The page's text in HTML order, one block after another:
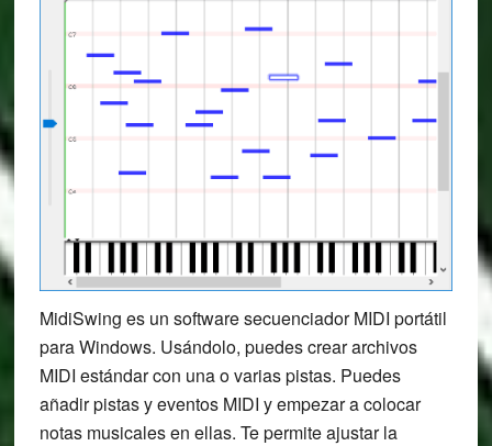
MidiSwing es un software secuenciador MIDI portátil
para Windows. Usándolo, puedes crear archivos
MIDI estándar con una o varias pistas. Puedes
añadir pistas y eventos MIDI y empezar a colocar
notas musicales en ellas. Te permite ajustar la